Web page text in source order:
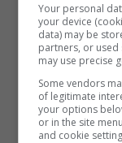
Your personal
your device
data) may be
partners, or used
may use precise
Some vendors
of legitimate
your options
or in the site
and cookie